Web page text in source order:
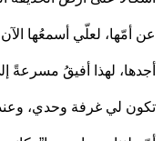
لعلّي أسمعُها الآن
لهذا أفيقُ مسرعةً إلى
لي غرفة وحدي،